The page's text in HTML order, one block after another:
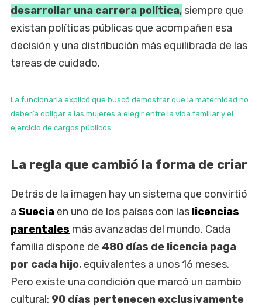
desarrollar una carrera política, siempre que
existan políticas públicas que acompañen esa
decisión y una distribución más equilibrada de las
tareas de cuidado.
La funcionaria explicó que buscó demostrar que la maternidad no
debería obligar a las mujeres a elegir entre la vida familiar y el
ejercicio de cargos públicos.
La regla que cambió la forma de criar
Detrás de la imagen hay un sistema que convirtió
a Suecia en uno de los países con las licencias
parentales más avanzadas del mundo. Cada
familia dispone de 480 días de licencia paga
por cada hijo, equivalentes a unos 16 meses.
Pero existe una condición que marcó un cambio
cultural: 90 días pertenecen exclusivamente